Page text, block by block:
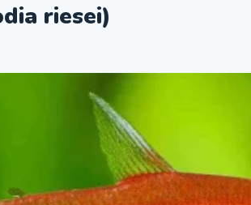
riesei)